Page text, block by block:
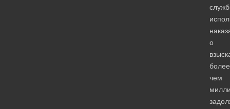
о
более
чем